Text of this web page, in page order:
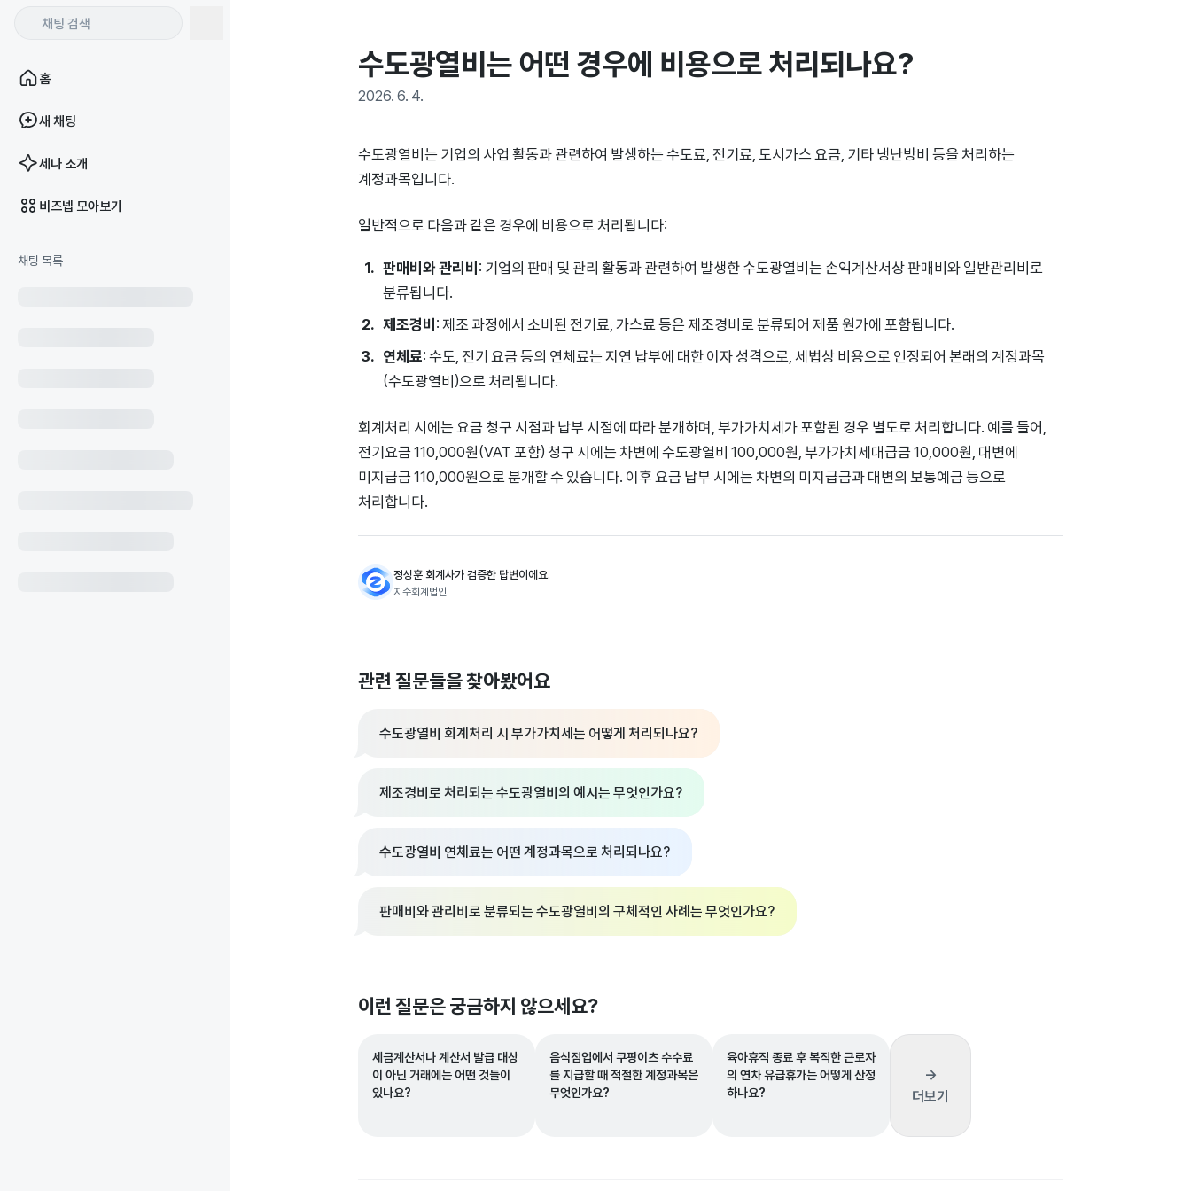
홈
새 채팅
세나 소개
비즈넵 모아보기
채팅 목록
수도광열비는 어떤 경우에 비용으로 처리되나요?
2026. 6. 4.
수도광열비는 기업의 사업 활동과 관련하여 발생하는 수도료, 전기료, 도시가스 요금, 기타 냉난방비 등을 처리하는
계정과목입니다.
일반적으로 다음과 같은 경우에 비용으로 처리됩니다:
판매비와 관리비: 기업의 판매 및 관리 활동과 관련하여 발생한 수도광열비는 손익계산서상 판매비와 일반관리비로
분류됩니다.
제조경비: 제조 과정에서 소비된 전기료, 가스료 등은 제조경비로 분류되어 제품 원가에 포함됩니다.
연체료: 수도, 전기 요금 등의 연체료는 지연 납부에 대한 이자 성격으로, 세법상 비용으로 인정되어 본래의 계정과목
(수도광열비)으로 처리됩니다.
회계처리 시에는 요금 청구 시점과 납부 시점에 따라 분개하며, 부가가치세가 포함된 경우 별도로 처리합니다. 예를 들어,
전기요금 110,000원(VAT 포함) 청구 시에는 차변에 수도광열비 100,000원, 부가가치세대급금 10,000원, 대변에
미지급금 110,000원으로 분개할 수 있습니다. 이후 요금 납부 시에는 차변의 미지급금과 대변의 보통예금 등으로
처리합니다.
정성훈 회계사가 검증한 답변이에요.
지수회계법인
관련 질문들을 찾아봤어요
수도광열비 회계처리 시 부가가치세는 어떻게 처리되나요?
제조경비로 처리되는 수도광열비의 예시는 무엇인가요?
수도광열비 연체료는 어떤 계정과목으로 처리되나요?
판매비와 관리비로 분류되는 수도광열비의 구체적인 사례는 무엇인가요?
이런 질문은 궁금하지 않으세요?
세금계산서나 계산서 발급 대상
이 아닌 거래에는 어떤 것들이
있나요?
음식점업에서 쿠팡이츠 수수료
를 지급할 때 적절한 계정과목은
무엇인가요?
육아휴직 종료 후 복직한 근로자
의 연차 유급휴가는 어떻게 산정
하나요?
→
더보기